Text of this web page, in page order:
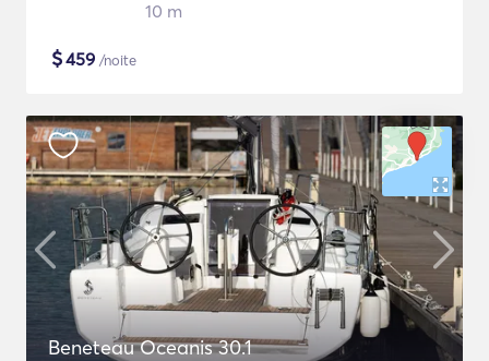
10 m
$459 /noite
Beneteau Oceanis 30.1